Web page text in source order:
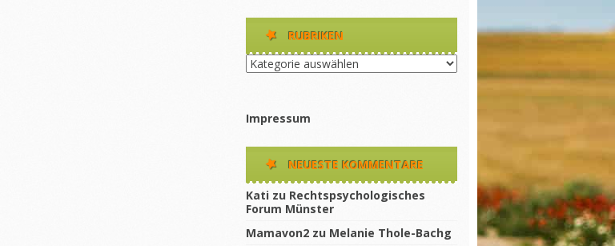
RUBRIKEN
Rubriken
Impressum
NEUESTE KOMMENTARE
Kati zu Rechtspsychologisches
Forum Münster
Mamavon2 zu Melanie Thole-Bachg